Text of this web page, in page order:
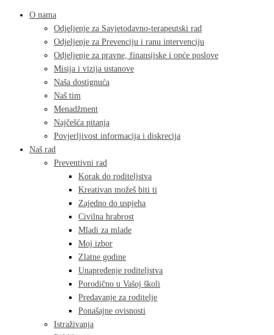
O nama
Odjeljenje za Savjetodavno-terapeutski rad
Odjeljenje za Prevenciju i ranu intervenciju
Odjeljenje za pravne, finansijske i opće poslove
Misija i vizija ustanove
Naša dostignuća
Naš tim
Menadžment
Najčešća pitanja
Povjerljivost informacija i diskrecija
Naš rad
Preventivni rad
Korak do roditeljstva
Kreativan možeš biti ti
Zajedno do uspjeha
Civilna hrabrost
Mladi za mlade
Moj izbor
Zlatne godine
Unapređenje roditeljstva
Porodično u Vašoj školi
Predavanje za roditelje
Ponašajne ovisnosti
Istraživanja